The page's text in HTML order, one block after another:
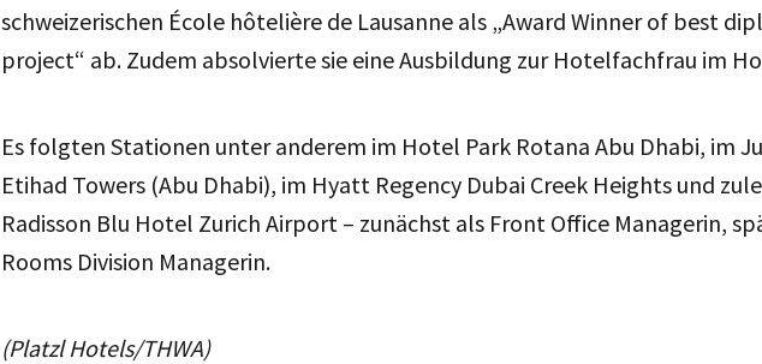
schweizerischen École hôtelière de Lausanne als „Award Winner of best
project“ ab. Zudem absolvierte sie eine Ausbildung zur Hotelfachfrau im
Es folgten Stationen unter anderem im Hotel Park Rotana Abu Dhabi, im
Etihad Towers (Abu Dhabi), im Hyatt Regency Dubai Creek Heights und
Radisson Blu Hotel Zurich Airport – zunächst als Front Office Managerin,
Rooms Division Managerin.
(Platzl Hotels/THWA)